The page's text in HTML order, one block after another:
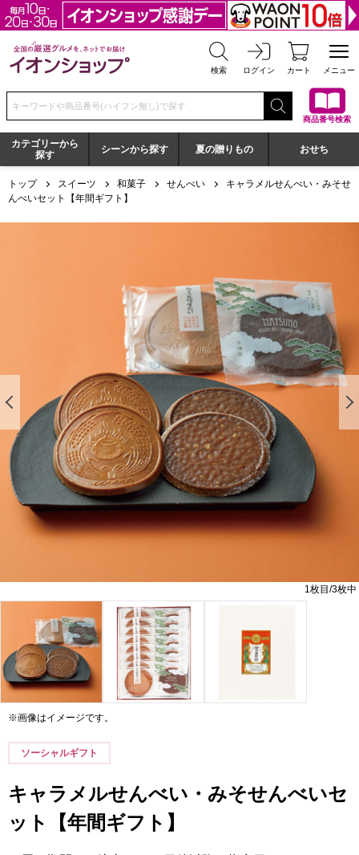
全国の厳選グルメを、ネットでお届け イオンショップ
検索 ログイン カート メニュー
検索キーワードまたは商品番号を入力してください
商品番号検索
カテゴリーから
探す
シーンから探す 夏の贈りもの おせち
トップ スイーツ 和菓子 せんべい
キャラメルせんべい・みそせ
んべいセット【年間ギフト】
前の画像を表示する
1枚目/3枚中
※画像はイメージです。
ソーシャルギフト
キャラメルせんべい・みそせんべいセ
ット【年間ギフト】